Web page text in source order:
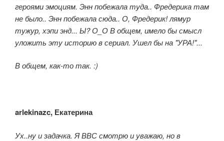
героями эмоциям. Энн побежала туда.. Фредерика там
не было.. Энн побежала сюда.. О, Фредерик! лямур
тужур, хэпи энд... Ы? О_О В общем, имело бы смысл
уложить эту историю в сериал. Ушел бы на "УРА!"...
В общем, как-то так. :)
arlekinazc, Екатерина
Ух..ну и задачка. Я ВВС смотрю и уважаю, но в